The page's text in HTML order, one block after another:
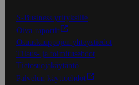
S-Business yrityksille
Oiva-raportit
Osuuskauppojen yhteystiedot
Tilaus- ja toimitusehdot
Tietosuojakäytäntö
Palvelun käyttöehdot